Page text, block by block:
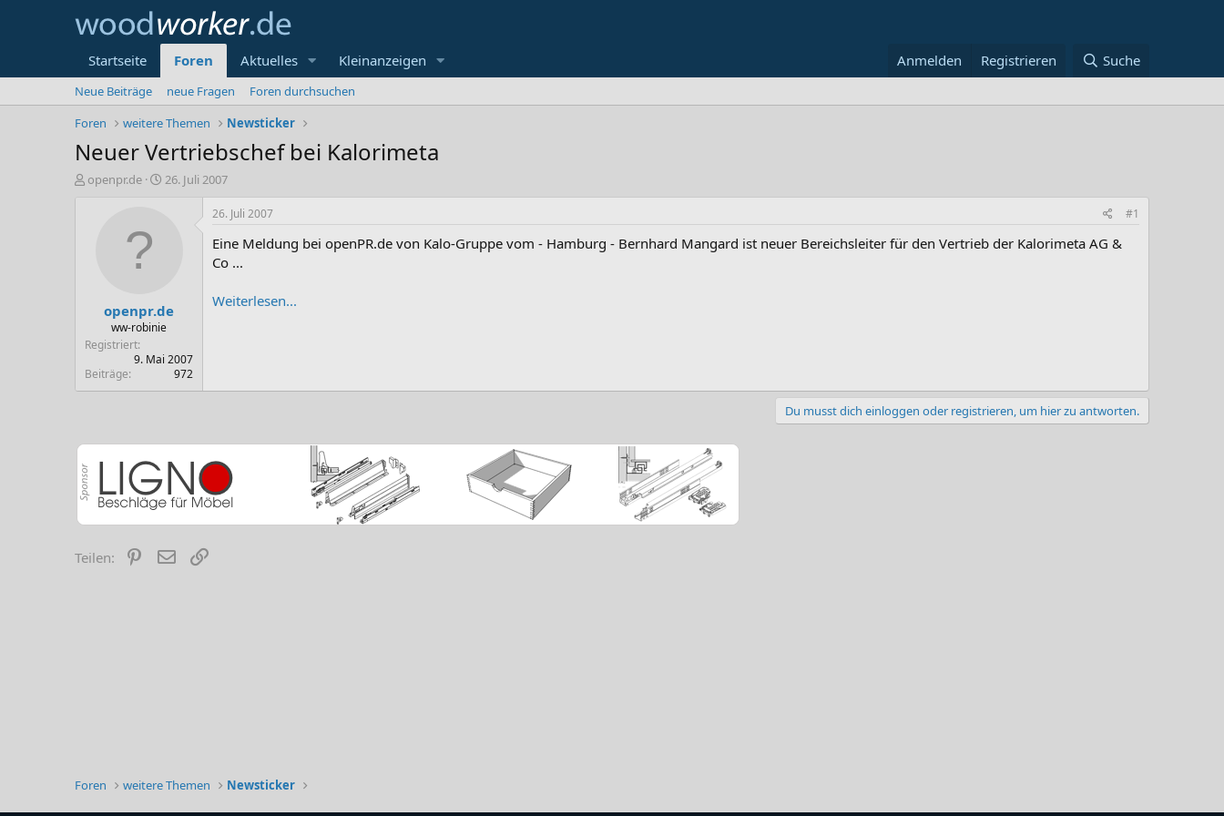
Startseite Foren Aktuelles Kleinanzeigen Anmelden Registrieren Suche
Neue Beiträge neue Fragen
Foren durchsuchen
Foren
weitere Themen Newsticker
Neuer Vertriebschef bei Kalorimeta
E
openpr.de
E
a
m
26. Juli 2007
openpr.de
ww-robinie
Registriert
9. Mai 2007
Beiträge
972
26. Juli 2007 #1
Eine Meldung bei openPR.de von Kalo-Gruppe vom - Hamburg - Bernhard Mangard ist neuer Bereichsleiter für den Vertrieb der Kalorimeta AG &
Co ...
Weiterlesen...
Du musst dich einloggen oder registrieren, um hier zu antworten.
Teilen: Pinterest
E-Mail
Foren weitere Themen Newsticker